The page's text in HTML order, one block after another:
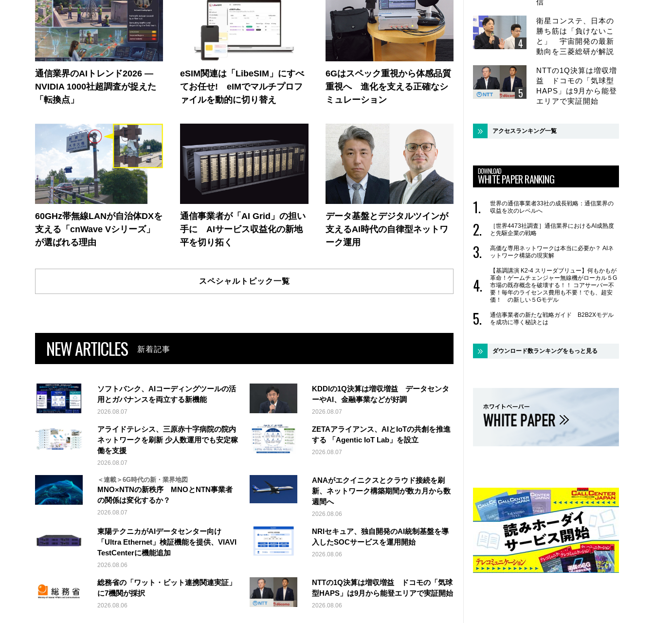
通信業界のAIトレンド2026 ―
NVIDIA 1000社超調査が捉えた
「転換点」
eSIM関連は「LibeSIM」にすべ
てお任せ! eIMでマルチプロフ
ァイルを動的に切り替え
6Gはスペック重視から体感品質
重視へ 進化を支える正確なシ
ミュレーション
60GHz帯無線LANが自治体DXを
支える「cnWave Vシリーズ」
が選ばれる理由
通信事業者が「AI Grid」の担い
手に AIサービス収益化の新地
平を切り拓く
データ基盤とデジタルツインが
支えるAI時代の自律型ネットワ
ーク運用
スペシャルトピック一覧
NEW ARTICLES 新着記事
ソフトバンク、AIコーディングツールの活
用とガバナンスを両立する新機能
2026.08.07
KDDIの1Q決算は増収増益 データセンタ
ーやAI、金融事業などが好調
2026.08.07
アライドテレシス、三原赤十字病院の院内
ネットワークを刷新 少人数運用でも安定稼
働を支援
2026.08.07
ZETAアライアンス、AIとIoTの共創を推進
する 「Agentic IoT Lab」を設立
2026.08.07
＜連載＞6G時代の新・業界地図
MNO×NTNの新秩序 MNOとNTN事業者
の関係は変化するか？
2026.08.07
ANAがエクイニクスとクラウド接続を刷
新、ネットワーク構築期間が数カ月から数
週間へ
2026.08.06
東陽テクニカがAIデータセンター向け
「Ultra Ethernet」検証機能を提供、VIAVI
TestCenterに機能追加
2026.08.06
NRIセキュア、独自開発のAI統制基盤を導
入したSOCサービスを運用開始
2026.08.06
総務省の「ワット・ビット連携関連実証」
に7機関が採択
2026.08.06
NTTの1Q決算は増収増益 ドコモの「気球
型HAPS」は9月から能登エリアで実証開始
2026.08.06
信
衛星コンステ、日本の
勝ち筋は「負けないこ
と」 宇宙開発の最新
動向を三菱総研が解説
NTTの1Q決算は増収増
益 ドコモの「気球型
HAPS」は9月から能登
エリアで実証開始
アクセスランキング一覧
DOWNLOAD
WHITE PAPER RANKING
世界の通信事業者33社の成長戦略：通信業界の
収益を次のレベルへ
［世界4473社調査］通信業界におけるAI成熟度
と先駆企業の戦略
高価な専用ネットワークは本当に必要か？ AIネ
ットワーク構築の現実解
【基調講演 K2-4 スリーダブリュー】何もかもが
革命！ゲームチェンジャー無線機がローカル５G
市場の既存概念を破壊する！！ コアサーバー不
要！毎年のライセンス費用も不要！でも、超安
価！ の新しい５Gモデル
通信事業者の新たな戦略ガイド B2B2Xモデル
を成功に導く秘訣とは
ダウンロード数ランキングをもっと見る